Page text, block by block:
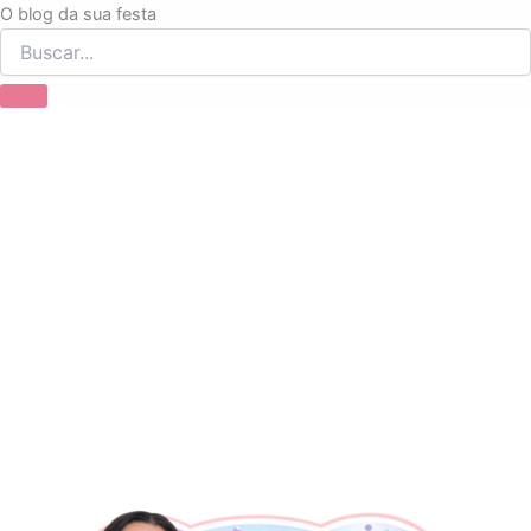
O blog da sua festa
Ir
para
o